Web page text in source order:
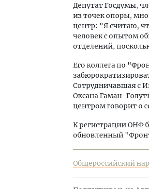
Депутат Госдумы,
из точек опоры,
центр: "Я считаю,
человек с опытом
отделений,
Его коллега по
Сотрудничавшая с
Оксана Гаман-
центром говорит о
К регистрации ОНФ
обновленный
Общероссийский